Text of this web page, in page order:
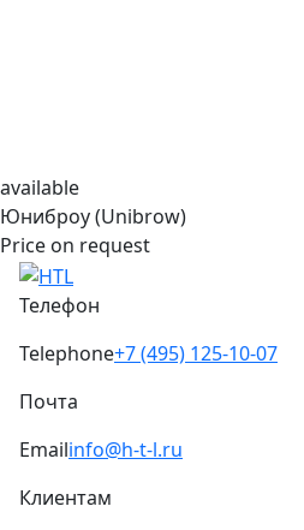
available
Юниброу (Unibrow)
Price on request
Телефон
Telephone+7 (495) 125-10-07
Почта
Emailinfo@h-t-l.ru
Клиентам